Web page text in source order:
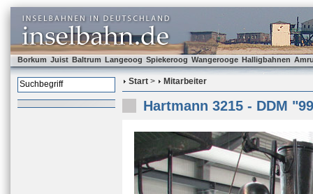
Borkum Juist Baltrum Langeoog Spiekeroog Wangerooge Halligbahnen
Start > Mitarbeiter
Hartmann 3215 - DDM